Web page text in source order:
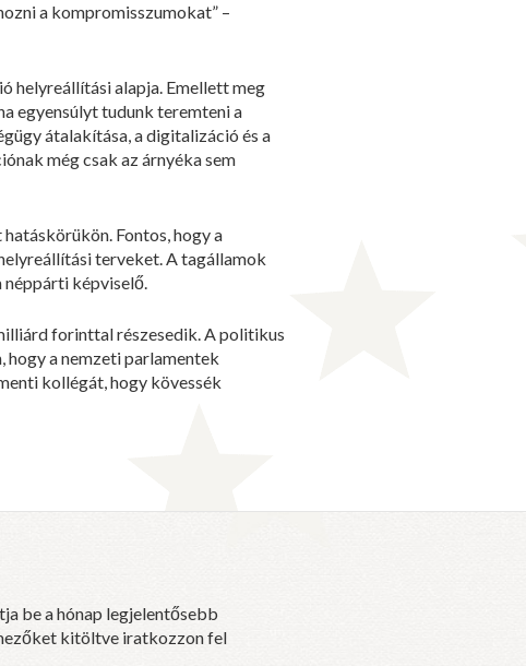
a kompromisszumokat” –
helyreállítási alapja. Emellett meg
egyensúlyt tudunk teremteni a
átalakítása, a digitalizáció és a
még csak az árnyéka sem
Fontos, hogy a
terveket. A tagállamok
néppárti képviselő.
forinttal részesedik. A politikus
hogy a nemzeti parlamentek
kollégát, hogy kövessék
be a hónap legjelentősebb
kitöltve iratkozzon fel